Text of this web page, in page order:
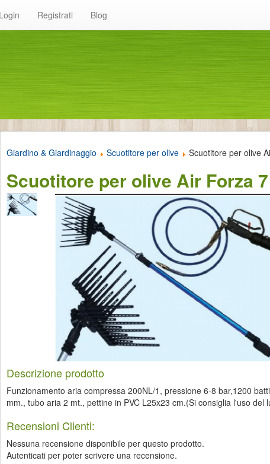
Login Registrati Blog
Giardino & Giardinaggio Scuotitore per olive Scuotitore per olive
Scuotitore per olive Air Forza 7
Descrizione prodotto
Funzionamento aria compressa 200NL/1, pressione 6-8 bar,1200
mm., tubo aria 2 mt., pettine in PVC L25x23 cm.(Si consiglia l'uso
Recensioni Clienti:
Nessuna recensione disponibile per questo prodotto.
Autenticati per poter scrivere una recensione.